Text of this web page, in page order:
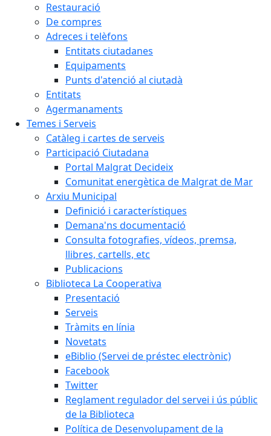
Restauració
De compres
Adreces i telèfons
Entitats ciutadanes
Equipaments
Punts d'atenció al ciutadà
Entitats
Agermanaments
Temes i Serveis
Catàleg i cartes de serveis
Participació Ciutadana
Portal Malgrat Decideix
Comunitat energètica de Malgrat de Mar
Arxiu Municipal
Definició i característiques
Demana'ns documentació
Consulta fotografies, vídeos, premsa,
llibres, cartells, etc
Publicacions
Biblioteca La Cooperativa
Presentació
Serveis
Tràmits en línia
Novetats
eBiblio (Servei de préstec electrònic)
Facebook
Twitter
Reglament regulador del servei i ús públic
de la Biblioteca
Política de Desenvolupament de la